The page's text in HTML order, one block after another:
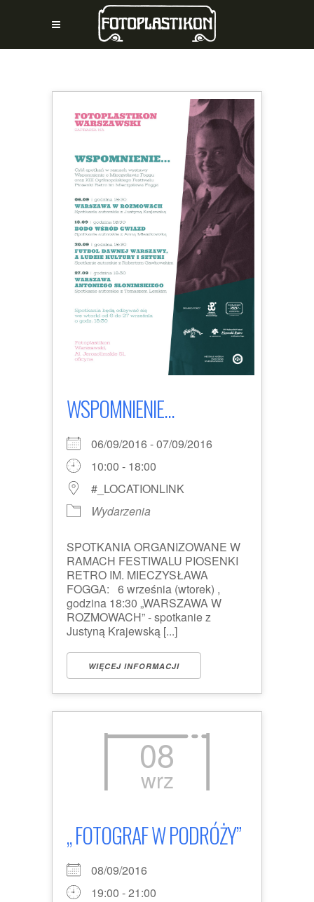
WSPOMNIENIE...
06/09/2016 - 07/09/2016
10:00 - 18:00
#_LOCATIONLINK
Wydarzenia
SPOTKANIA ORGANIZOWANE W
RAMACH FESTIWALU PIOSENKI
RETRO IM. MIECZYSŁAWA
FOGGA: 6 września (wtorek) ,
godzina 18:30 „WARSZAWA W
ROZMOWACH” - spotkanie z
Justyną Krajewską [...]
WIĘCEJ INFORMACJI
08
wrz
„ FOTOGRAF W PODRÓŻY”
08/09/2016
19:00 - 21:00